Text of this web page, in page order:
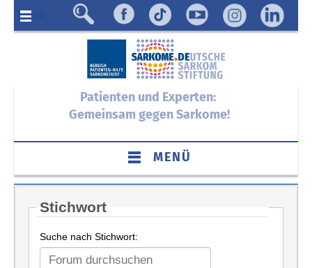
Menü
Patienten und Experten:
Gemeinsam gegen Sarkome!
MENÜ
Stichwort
Suche nach Stichwort: